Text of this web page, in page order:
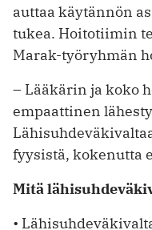
auttaa käytännön
tukea. Hoitotiimin
Marak-työryhmän
– Lääkärin ja koko
empaattinen
fyysistä, kokenutta
Mitä
•